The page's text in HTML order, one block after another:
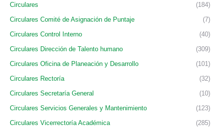
Circulares
(184)
Circulares Comité de Asignación de Puntaje
(7)
Circulares Control Interno
(40)
Circulares Dirección de Talento humano
(309)
Circulares Oficina de Planeación y Desarrollo
(101)
Circulares Rectoría
(32)
Circulares Secretaría General
(10)
Circulares Servicios Generales y Mantenimiento
(123)
Circulares Vicerrectoría Académica
(285)